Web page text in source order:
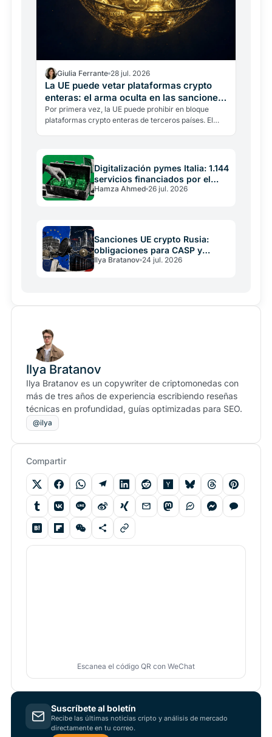
Giulia Ferrante 28 jul. 2026
La UE puede vetar plataformas crypto
enteras: el arma oculta en las sanciones
a Rusia
Por primera vez, la UE puede prohibir en bloque
plataformas crypto enteras de terceros países. El
Digitalización pymes Italia: 1.144
servicios financiados por el
PNRR
Hamza Ahmed 26 jul. 2026
Sanciones UE crypto Rusia:
obligaciones para CASP y
operadores
Ilya Bratanov 24 jul. 2026
Ilya Bratanov
Ilya Bratanov es un copywriter de criptomonedas con
más de tres años de experiencia escribiendo reseñas
técnicas en profundidad, guías optimizadas para SEO.
@ilya
Compartir
Escanea el código QR con WeChat
Suscríbete al boletín
Recibe las últimas noticias cripto y análisis de mercado
directamente en tu correo.